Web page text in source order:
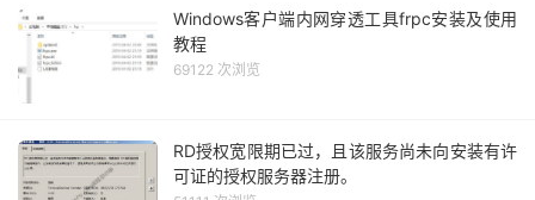
Windows客户端内网穿透工具frpc安装及使用
教程
69122 次浏览
RD授权宽限期已过，且该服务尚未向安装有许
可证的授权服务器注册。